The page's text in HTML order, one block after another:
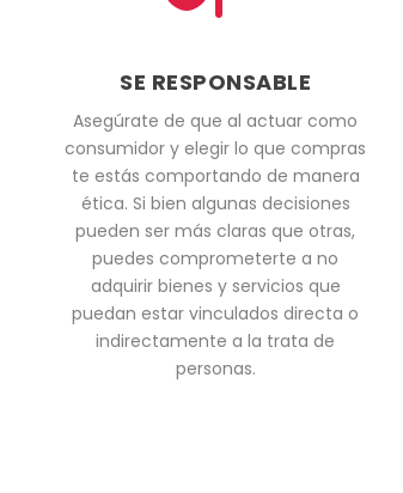
SE RESPONSABLE
Asegúrate de que al actuar como
consumidor y elegir lo que compras
te estás comportando de manera
ética. Si bien algunas decisiones
pueden ser más claras que otras,
puedes comprometerte a no
adquirir bienes y servicios que
puedan estar vinculados directa o
indirectamente a la trata de
personas.